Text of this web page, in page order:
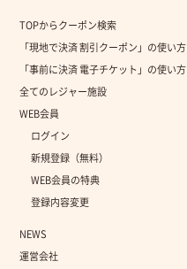
TOPからクーポン検索
「現地で決済 割引クーポン」の使い方
「事前に決済 電子チケット」の使い方
全てのレジャー施設
WEB会員
ログイン
新規登録（無料）
WEB会員の特典
登録内容変更
NEWS
運営会社